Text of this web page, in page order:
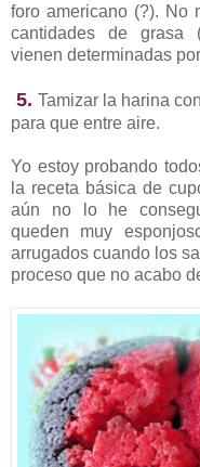
foro americano (?). No
cantidades de grasa
vienen determinadas
5. Tamizar la harina
para que entre aire.
Yo estoy probando
la receta básica de
aún no lo he
queden muy
arrugados cuando los
proceso que no acabo